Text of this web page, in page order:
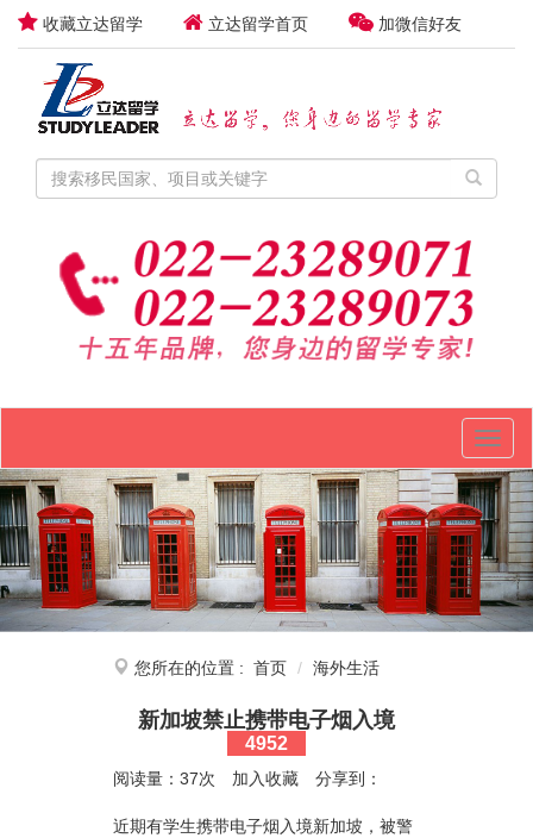
收藏立达留学 立达留学首页 加微信好友
您所在的位置 : 首页 海外生活
新加坡禁止携带电子烟入境
4952
阅读量：37次 加入收藏 分享到：
近期有学生携带电子烟入境新加坡，被警